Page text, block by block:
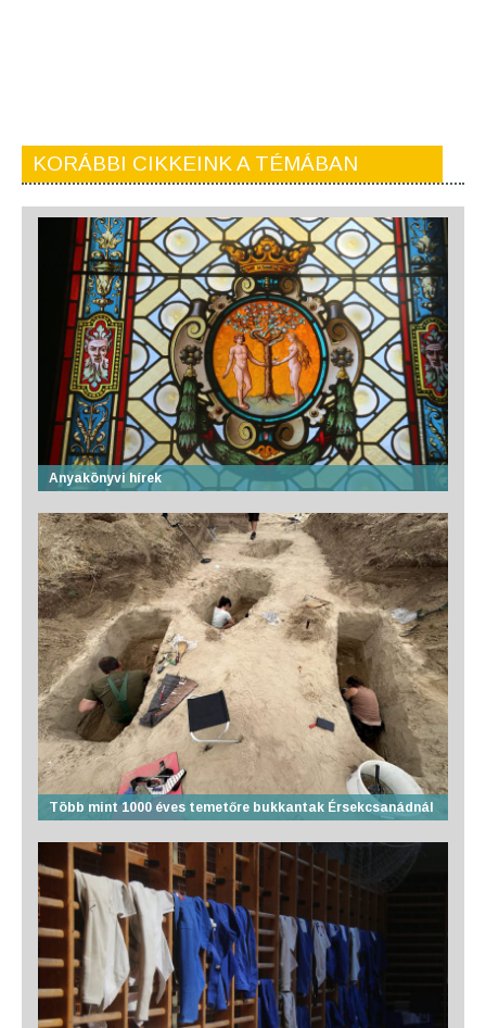
KORÁBBI CIKKEINK A TÉMÁBAN
Anyakönyvi hírek
Több mint 1000 éves temetőre bukkantak Érsekcsanádnál